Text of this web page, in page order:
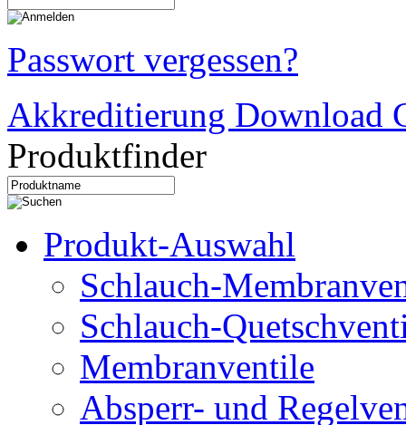
Passwort vergessen?
Akkreditierung Download
Produktfinder
Produkt-Auswahl
Schlauch-
Schlauch-
Membranventile
Absperr- und